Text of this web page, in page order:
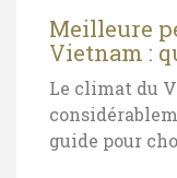
Meilleure
Vietnam :
Le climat du
guide pour